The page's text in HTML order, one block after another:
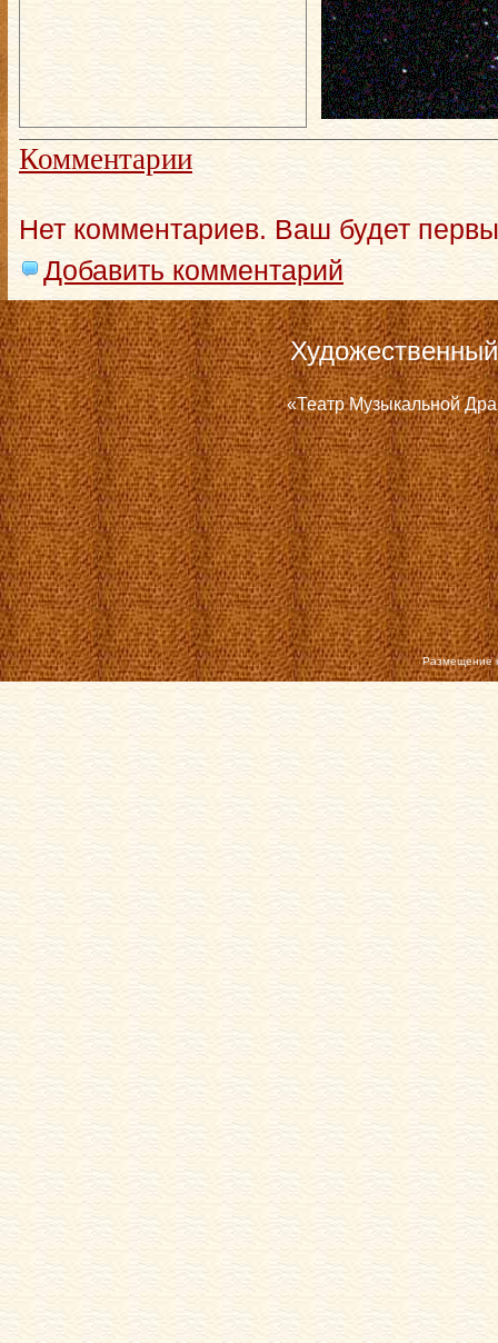
Комментарии
Нет комментариев. Ваш будет
Добавить комментарий
«Театр Музыкальной
Размещение